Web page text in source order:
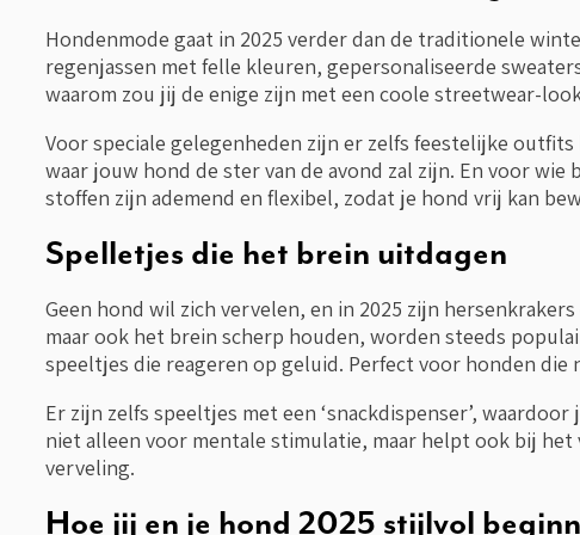
Hondenmode gaat in 2025 verder dan de traditionele
regenjassen met felle kleuren, gepersonaliseerde
waarom zou jij de enige zijn met een coole streetwear-
Voor speciale gelegenheden zijn er zelfs feestelijke
waar jouw hond de ster van de avond zal zijn. En voor
stoffen zijn ademend en flexibel, zodat je hond vrij kan
Spelletjes die het brein uitdagen
Geen hond wil zich vervelen, en in 2025 zijn
maar ook het brein scherp houden, worden steeds
speeltjes die reageren op geluid. Perfect voor honden
Er zijn zelfs speeltjes met een ‘snackdispenser’,
niet alleen voor mentale stimulatie, maar helpt ook bij
verveling.
Hoe jij en je hond 2025 stijlvol